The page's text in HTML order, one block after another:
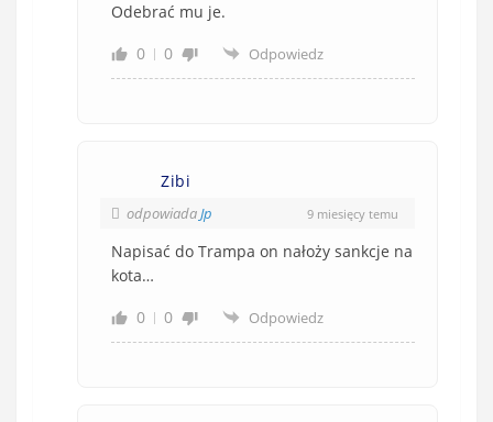
Odebrać mu je.
0
0 Odpowiedz
Zibi
odpowiadaJp 9 miesięcy temu
Napisać do Trampa on nałoży sankcje na
kota…
0
0 Odpowiedz